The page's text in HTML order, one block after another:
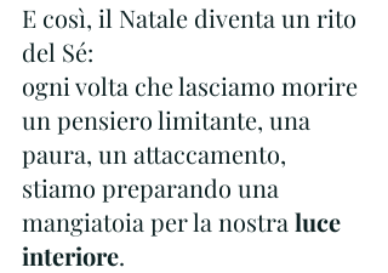
E così, il Natale diventa un rito
del Sé:
ogni volta che lasciamo morire
un pensiero limitante, una
paura, un attaccamento,
stiamo preparando una
mangiatoia per la nostra luce
interiore.